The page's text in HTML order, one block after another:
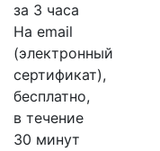
за 3 часа
На email
(электронный
сертификат),
бесплатно,
в течение
30 минут